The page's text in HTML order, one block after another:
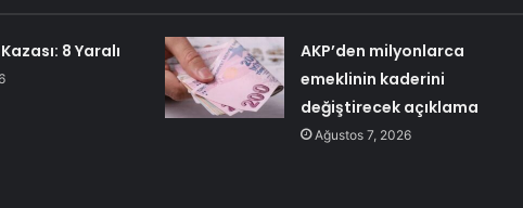
8 Yaralı
AKP’den milyonlarca
emeklinin kaderini
değiştirecek açıklama
Ağustos 7, 2026